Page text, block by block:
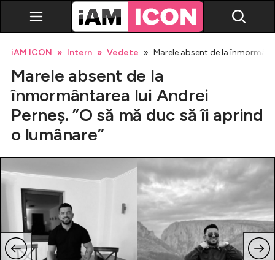
Vedete
Evenimente
Horoscop
Lifestyle
iAM ICON Intern Vedete Marele absent de la
Marele absent de la
înmormântarea lui Andrei
Perneș. ”O să mă duc să îi aprind
o lumânare”